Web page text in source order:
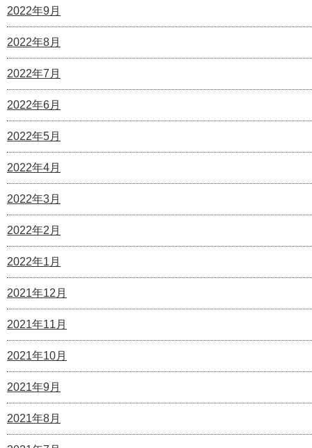
2022年9月
2022年8月
2022年7月
2022年6月
2022年5月
2022年4月
2022年3月
2022年2月
2022年1月
2021年12月
2021年11月
2021年10月
2021年9月
2021年8月